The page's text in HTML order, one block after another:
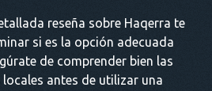
reseña sobre Haqerra te
si es la opción adecuada
de comprender bien las
antes de utilizar una